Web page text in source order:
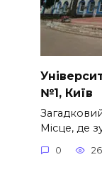
№1, Київ
Місце, де
0 26